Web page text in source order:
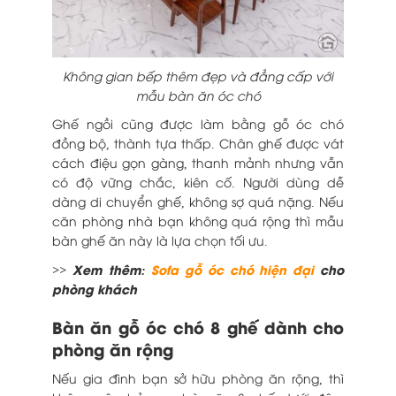
Không gian bếp thêm đẹp và đẳng cấp với
mẫu bàn ăn óc chó
Ghế ngồi cũng được làm bằng gỗ óc chó
đồng bộ, thành tựa thấp. Chân ghế được vát
cách điệu gọn gàng, thanh mảnh nhưng vẫn
có độ vững chắc, kiên cố. Người dùng dễ
dàng di chuyển ghế, không sợ quá nặng. Nếu
căn phòng nhà bạn không quá rộng thì mẫu
bàn ghế ăn này là lựa chọn tối ưu.
>> Xem thêm: Sofa gỗ óc chó hiện đạicho
phòng khách
Bàn ăn gỗ óc chó 8 ghế dành cho
phòng ăn rộng
Nếu gia đình bạn sở hữu phòng ăn rộng, thì